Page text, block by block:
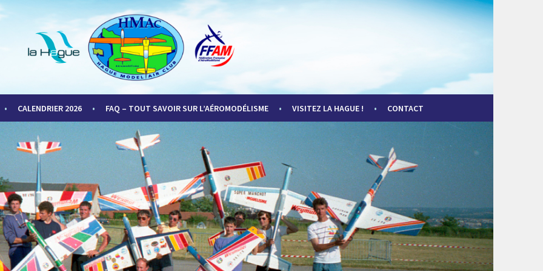
CALENDRIER 2026 FAQ – TOUT SAVOIR SUR L’AÉROMODÉLISME VISITEZ LA HAGUE ! CONTACT